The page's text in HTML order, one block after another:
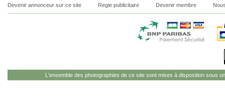
Devenir annonceur sur ce site
Regie publicitaire Devenir membre
L'ensemble des photographies de ce site sont mises à disposition sous